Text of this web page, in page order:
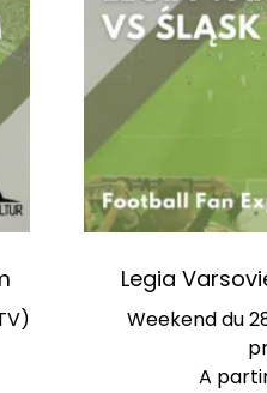
Legia
Weekend du
A